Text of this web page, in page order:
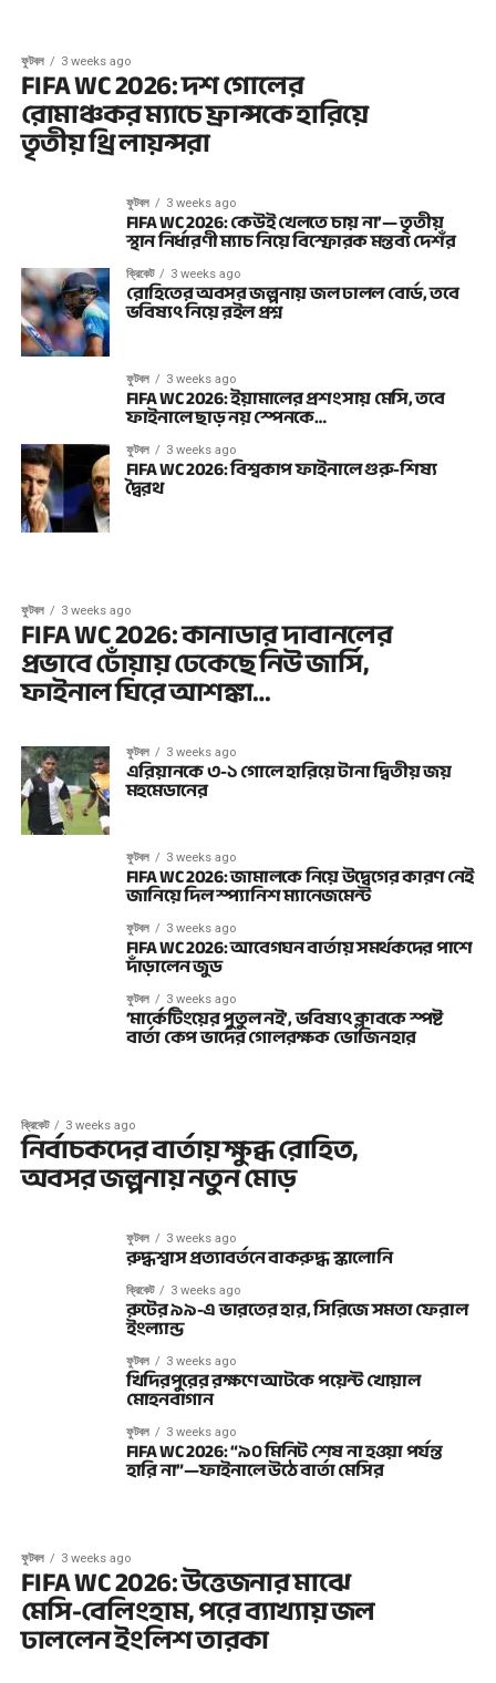
ফুটবল 3 weeks ago
FIFA WC 2026: দশ গোলের
রোমাঞ্চকর ম্যাচে ফ্রান্সকে হারিয়ে
তৃতীয় থ্রি লায়ন্সরা
ফুটবল 3 weeks ago
FIFA WC 2026: কেউই খেলতে চায় না’— তৃতীয়
স্থান নির্ধারণী ম্যাচ নিয়ে বিস্ফোরক মন্তব্য দেশঁর
ক্রিকেট 3 weeks ago
রোহিতের অবসর জল্পনায় জল ঢালল বোর্ড, তবে
ভবিষ্যৎ নিয়ে রইল প্রশ্ন
ফুটবল 3 weeks ago
FIFA WC 2026: ইয়ামালের প্রশংসায় মেসি, তবে
ফাইনালে ছাড় নয় স্পেনকে…
ফুটবল 3 weeks ago
FIFA WC 2026: বিশ্বকাপ ফাইনালে গুরু-শিষ্য
দ্বৈরথ
ফুটবল 3 weeks ago
FIFA WC 2026: কানাডার দাবানলের
প্রভাবে ঢোঁয়ায় ঢেকেছে নিউ জার্সি,
ফাইনাল ঘিরে আশঙ্কা…
ফুটবল 3 weeks ago
এরিয়ানকে ৩-১ গোলে হারিয়ে টানা দ্বিতীয় জয়
মহমেডানের
ফুটবল 3 weeks ago
FIFA WC 2026: জামালকে নিয়ে উদ্বেগের কারণ নেই
জানিয়ে দিল স্প্যানিশ ম্যানেজমেন্ট
ফুটবল 3 weeks ago
FIFA WC 2026: আবেগঘন বার্তায় সমর্থকদের পাশে
দাঁড়ালেন জুড
ফুটবল 3 weeks ago
‘মার্কেটিংয়ের পুতুল নই’, ভবিষ্যৎ ক্লাবকে স্পষ্ট
বার্তা কেপ ভার্দের গোলরক্ষক ভোজিনহার
ক্রিকেট 3 weeks ago
নির্বাচকদের বার্তায় ক্ষুব্ধ রোহিত,
অবসর জল্পনায় নতুন মোড়
ফুটবল 3 weeks ago
রুদ্ধশ্বাস প্রত্যাবর্তনে বাকরুদ্ধ স্কালোনি
ক্রিকেট 3 weeks ago
রুটের ৯৯-এ ভারতের হার, সিরিজে সমতা ফেরাল
ইংল্যান্ড
ফুটবল 3 weeks ago
খিদিরপুরের রক্ষণে আটকে পয়েন্ট খোয়াল
মোহনবাগান
ফুটবল 3 weeks ago
FIFA WC 2026: “৯০ মিনিট শেষ না হওয়া পর্যন্ত
হারি না”—ফাইনালে উঠে বার্তা মেসির
ফুটবল 3 weeks ago
FIFA WC 2026: উত্তেজনার মাঝে
মেসি-বেলিংহাম, পরে ব্যাখ্যায় জল
ঢাললেন ইংলিশ তারকা